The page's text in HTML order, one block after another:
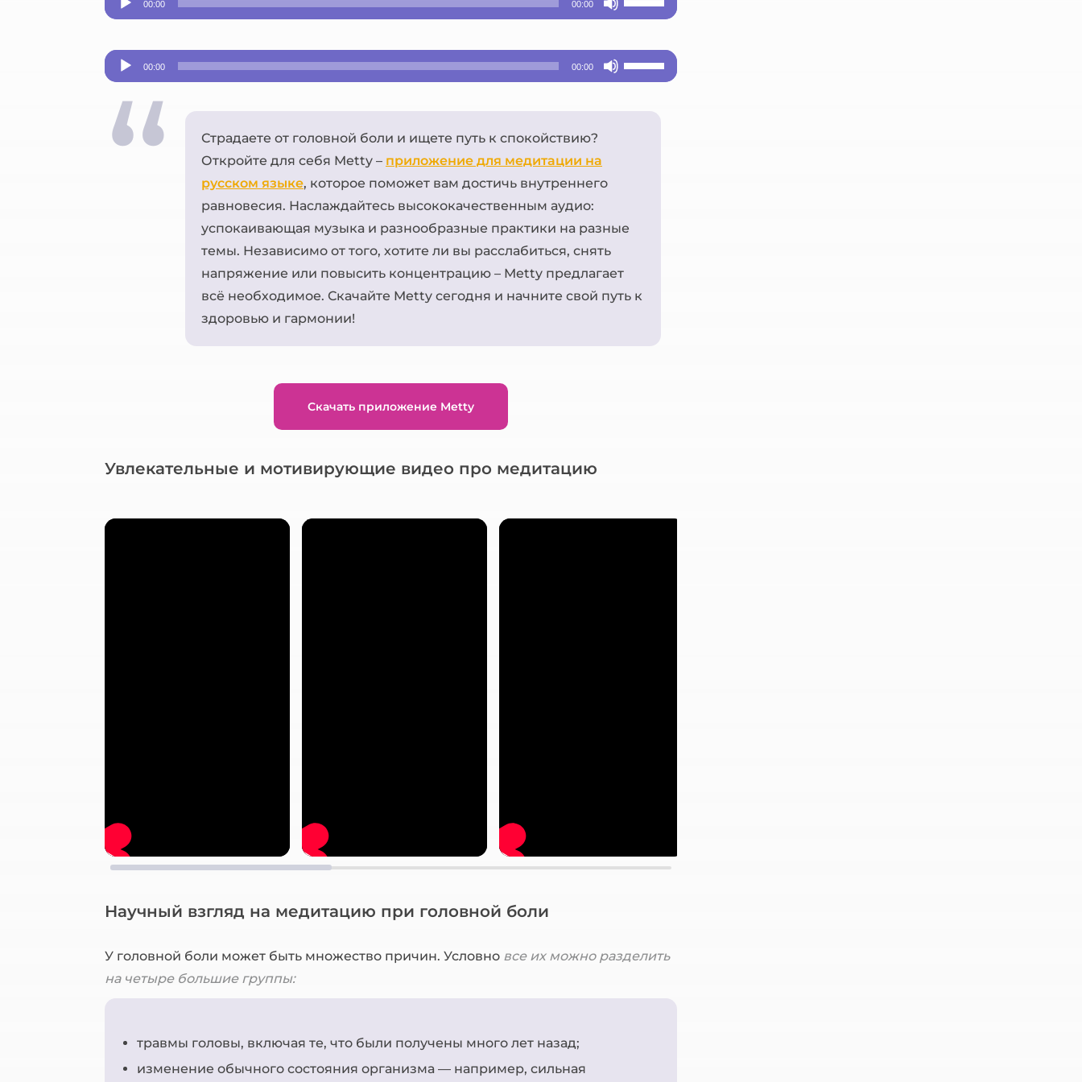
громкость.
уменьшить
громкость.
увеличить
уменьшить
00:00 00:00
вверх/
Аудиоплеер
00:00 00:00
Используйте
вверх/
громкость.
Страдаете от головной боли и ищете путь к спокойствию?
Откройте для себя Metty – приложение для медитации на
русском языке, которое поможет вам достичь внутреннего
равновесия. Наслаждайтесь высококачественным аудио:
успокаивающая музыка и разнообразные практики на разные
темы. Независимо от того, хотите ли вы расслабиться, снять
напряжение или повысить концентрацию – Metty предлагает
всё необходимое. Скачайте Metty сегодня и начните свой путь к
здоровью и гармонии!
Скачать приложение Metty
Увлекательные и мотивирующие видео про медитацию
Научный взгляд на медитацию при головной боли
У головной боли может быть множество причин. Условно все их можно разделить
на четыре большие группы:
травмы головы, включая те, что были получены много лет назад;
изменение обычного состояния организма — например, сильная